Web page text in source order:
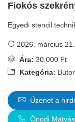
Fiokós
Egyedi stencil
2026. március 21.
Ára: 30.000 Ft
Kategória:
Üzenet a
Ónodi